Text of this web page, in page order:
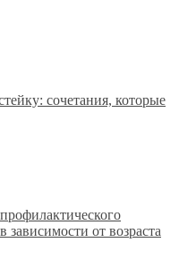
сочетания, которые
зависимости от возраста